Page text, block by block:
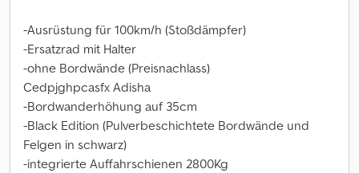
-Ausrüstung für 100km/h (Stoßdämpfer)
-Ersatzrad mit Halter
-ohne Bordwände (Preisnachlass)
Cedpjghpcasfx Adisha
-Bordwanderhöhung auf 35cm
-Black Edition (Pulverbeschichtete Bordwände und
Felgen in schwarz)
-integrierte Auffahrschienen 2800Kg